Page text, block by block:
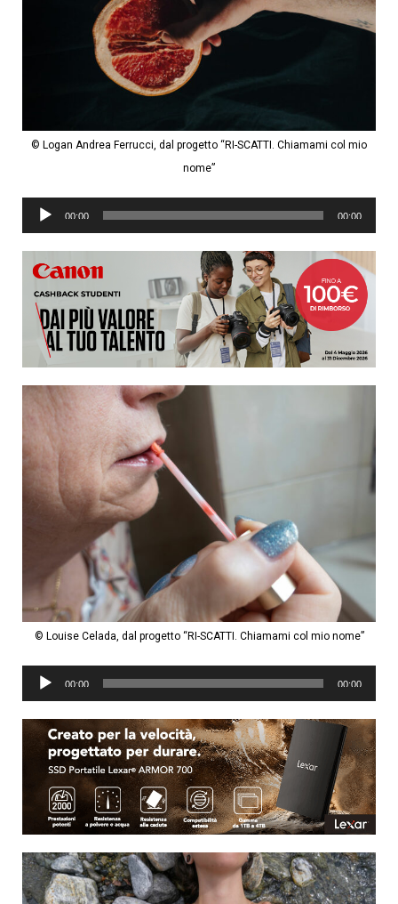
© Logan Andrea Ferrucci, dal progetto “RI-SCATTI. Chiamami col mio
nome”
Audio
Player
00:00 00:00
© Louise Celada, dal progetto “RI-SCATTI. Chiamami col mio nome”
Audio
Player
00:00 00:00